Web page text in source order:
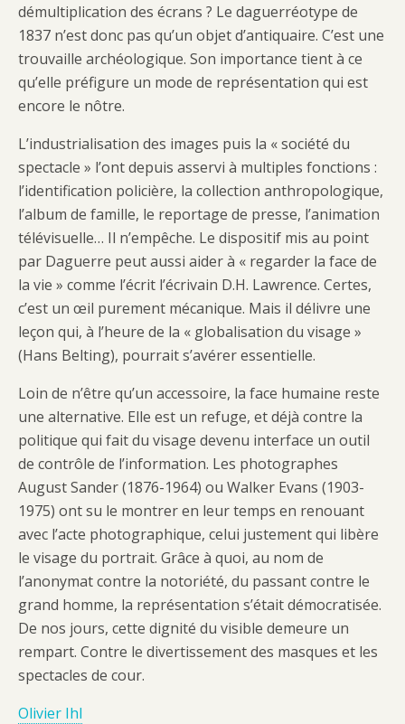
démultiplication des écrans ? Le daguerréotype de
1837 n’est donc pas qu’un objet d’antiquaire. C’est une
trouvaille archéologique. Son importance tient à ce
qu’elle préfigure un mode de représentation qui est
encore le nôtre.
L’industrialisation des images puis la « société du
spectacle » l’ont depuis asservi à multiples fonctions :
l’identification policière, la collection anthropologique,
l’album de famille, le reportage de presse, l’animation
télévisuelle… Il n’empêche. Le dispositif mis au point
par Daguerre peut aussi aider à « regarder la face de
la vie » comme l’écrit l’écrivain D.H. Lawrence. Certes,
c’est un œil purement mécanique. Mais il délivre une
leçon qui, à l’heure de la « globalisation du visage »
(Hans Belting), pourrait s’avérer essentielle.
Loin de n’être qu’un accessoire, la face humaine reste
une alternative. Elle est un refuge, et déjà contre la
politique qui fait du visage devenu interface un outil
de contrôle de l’information. Les photographes
August Sander (1876-1964) ou Walker Evans (1903-
1975) ont su le montrer en leur temps en renouant
avec l’acte photographique, celui justement qui libère
le visage du portrait. Grâce à quoi, au nom de
l’anonymat contre la notoriété, du passant contre le
grand homme, la représentation s’était démocratisée.
De nos jours, cette dignité du visible demeure un
rempart. Contre le divertissement des masques et les
spectacles de cour.
Olivier Ihl